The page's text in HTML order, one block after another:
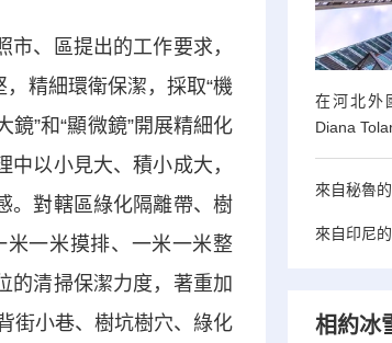
、區提出的工作要求，
精細環衛保潔，採取“機
”和“顯微鏡”開展精細化
以小見大、積小成大，
。對轄區綠化隔離帶、樹
一米摸排、一米一米整
的清掃保潔力度，著重加
街小巷、樹坑樹穴、綠化
在河北外
Diana
來自秘魯
來自印尼
相約冰